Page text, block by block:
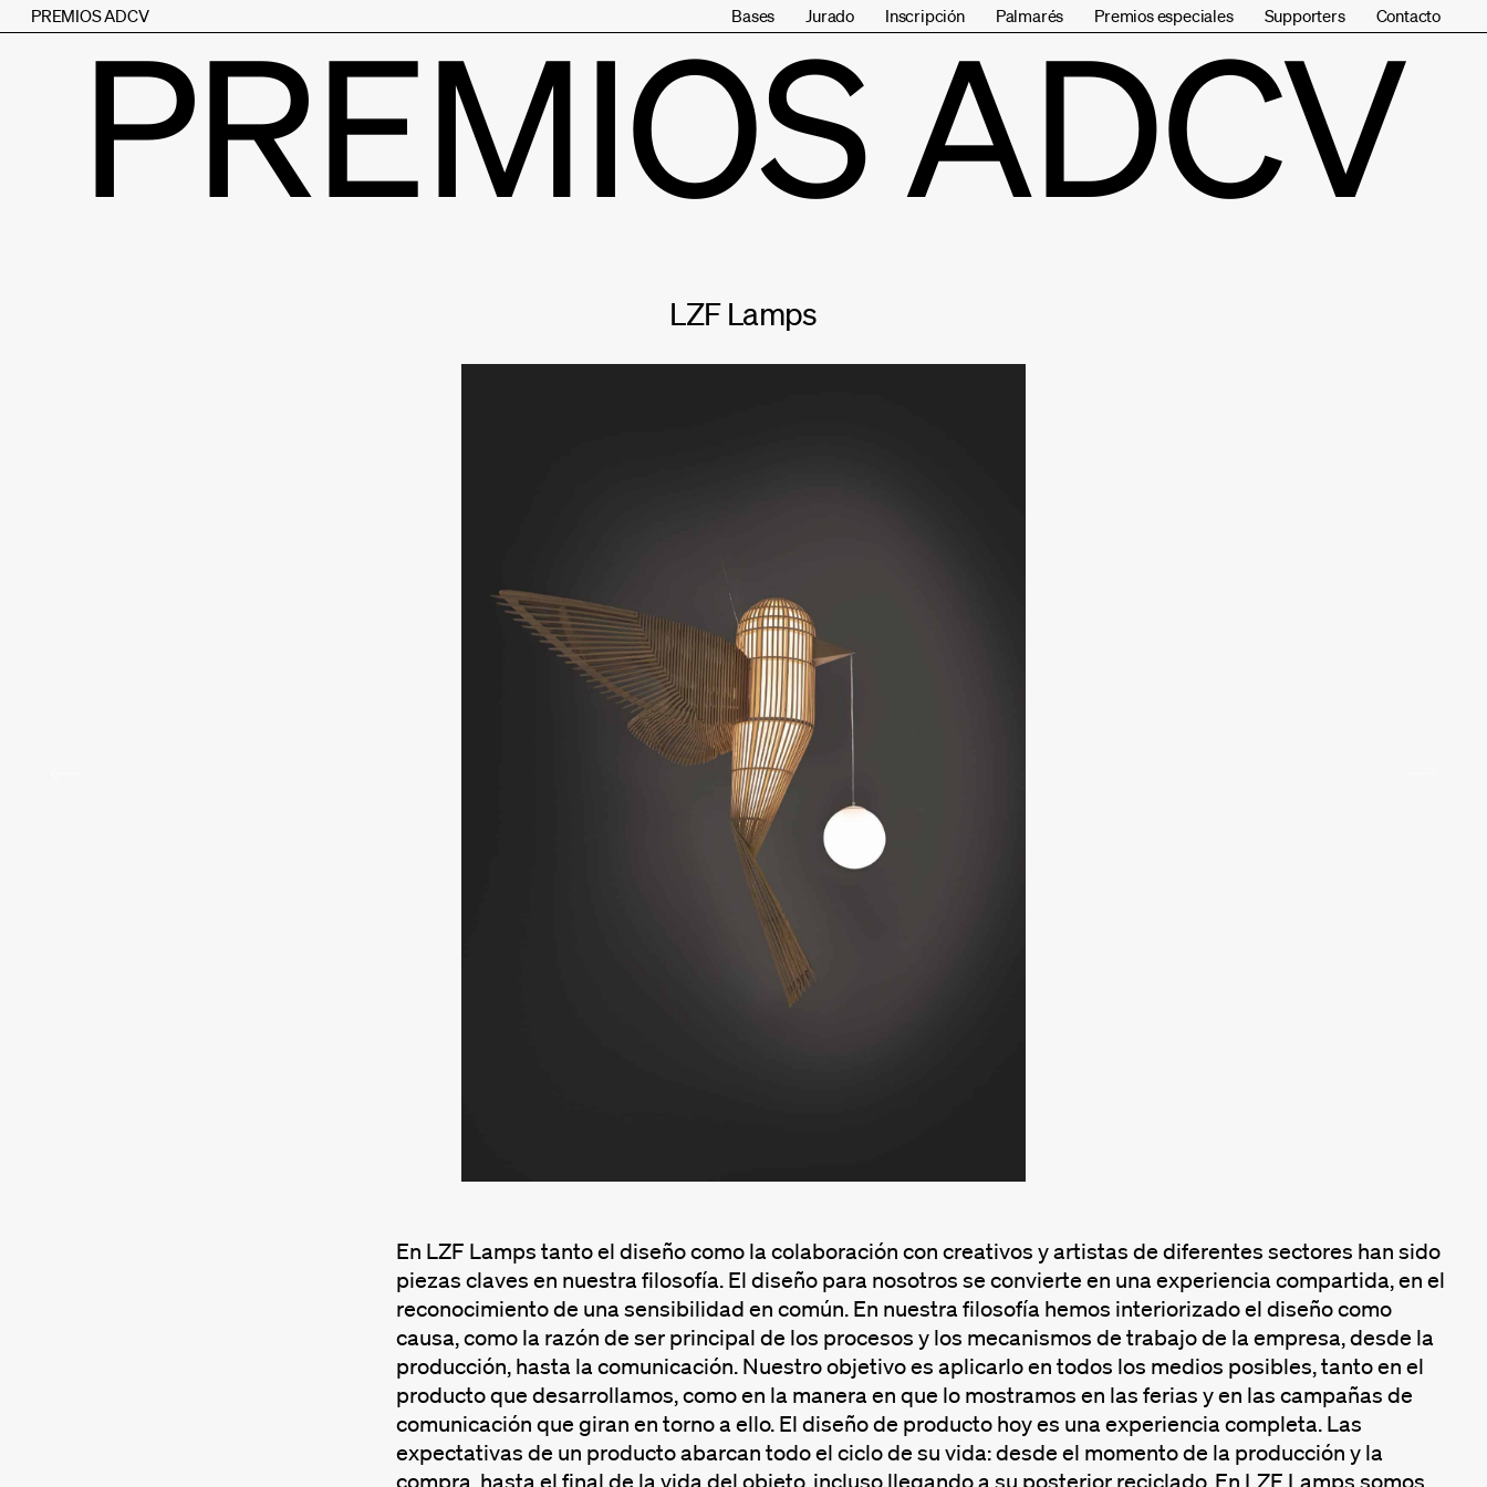
PREMIOS ADCV Bases Jurado Inscripción Palmarés Premios especiales Supporters Contacto
PREMIOS ADCV
LZF Lamps
En LZF Lamps tanto el diseño como la colaboración con creativos y artistas de diferentes sectores han sido
piezas claves en nuestra filosofía. El diseño para nosotros se convierte en una experiencia compartida, en el
reconocimiento de una sensibilidad en común. En nuestra filosofía hemos interiorizado el diseño como
causa, como la razón de ser principal de los procesos y los mecanismos de trabajo de la empresa, desde la
producción, hasta la comunicación. Nuestro objetivo es aplicarlo en todos los medios posibles, tanto en el
producto que desarrollamos, como en la manera en que lo mostramos en las ferias y en las campañas de
comunicación que giran en torno a ello. El diseño de producto hoy es una experiencia completa. Las
expectativas de un producto abarcan todo el ciclo de su vida: desde el momento de la producción y la